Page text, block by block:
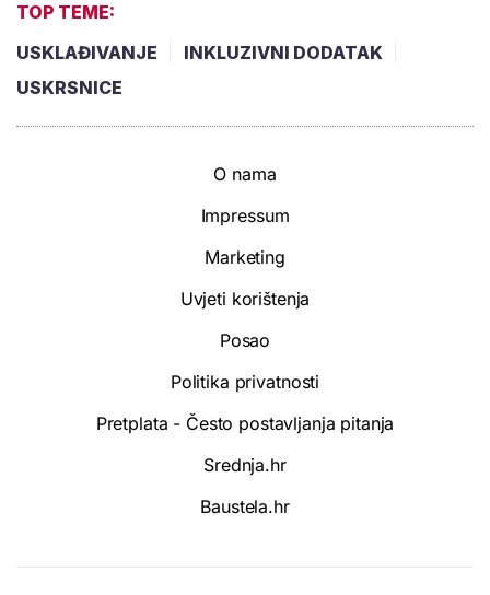
TOP TEME:
USKLAĐIVANJE
INKLUZIVNI DODATAK
USKRSNICE
O nama
Impressum
Marketing
Uvjeti korištenja
Posao
Politika privatnosti
Pretplata - Često postavljanja pitanja
Srednja.hr
Baustela.hr